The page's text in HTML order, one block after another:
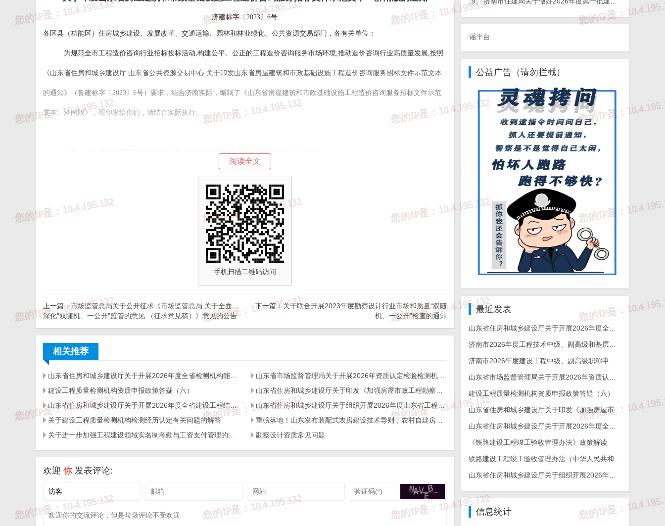
济建标字〔2023〕6号
各区县（功能区）住房城乡建设、发展改革、交通运输、园林和林业绿化、公共资源交易部门，各有关单位：
为规范全市工程造价咨询行业招标投标活动,构建公平、公正的工程造价咨询服务市场环境,推动造价咨询行业高质量发展,按照
《山东省住房和城乡建设厅 山东省公共资源交易中心 关于印发山东省房屋建筑和市政基础设施工程造价咨询服务招标文件示范文本
的通知》（鲁建标字〔2023〕6号）要求，结合济南实际，编制了《山东省房屋建筑和市政基础设施工程造价咨询服务招标文件示范
文本—济南版》，现印发给你们，请结合实际执行。
附件：山东省房屋建筑和市政基础设施工程造价咨询服务招标文件示范文本—济南版
济南市园林和林业绿化局 济南公共资源交易中心
2023年9月6日
附件：山东省房屋建筑和市政基础设施工程造价咨询服务招标文件示范文本—济南版.doc
免 责 告 知
一、本站发布的内容（包括原创及转载自互联网的文字，图片等资料）版权归作者所有，本站仅供大家学习与参考，请勿使用
于商业用途。如需作商业用途，请与原作者联系。如未经作者同意，用作商业用途或匿名转载，产生的一切后果将由您自己承
担!作者有权利追究侵权者法律责任；
相关投诉后，我们会第一时间给予处理；
四、本站的文字及图片资料允许您复制、转载和传播，转载时请您务必先跟我们联系并注明来源；
五、免责声明方:而立居（2li.xyz）、济南工程（微信公众号jngc2018）;
六、联系方式：☎19228663320或者发邮件至c@2li.xyz
七、补充：而立声明、服务协议、隐私政策、侵删联系。
阅读全文
手机扫描二维码访问
上一篇：市场监管总局关于公开征求《市场监管总局 关于全面
深化“双随机、一公开”监管的意见 （征求意见稿）》意见的公告
下一篇：关于联合开展2023年度勘察设计行业市场和质量“双随
机、一公开”检查的通知
相关推荐
山东省市场监督管理局关于开展2026年资质认定检验检测机构能力验证工作的通知
建设工程质量检测机构资质申报政策答疑（六）
山东省住房和城乡建设厅关于开展2026年度全省建设工程结构质量评价工作的通知
山东省住房和城乡建设厅关于组织开展2026年度山东省工程建设泰山杯奖申报工作的通知
关于建设工程质量检测机构检测经历认定有关问题的解答
重磅落地！山东发布装配式农房建设技术导则，农村自建房迎来标准化新时代
勘察设计资质常见问题
欢迎 你 发表评论:
①、违法和不良信息举报热线：12377 ②、国家反诈中心 ③、知识产权举报 ④、全国12315平台 ⑤、中国互联网联合辟谣平台
公益广告（请勿拦截）
最近发表
济南市2026年度工程技术中级、副高级和基层工程技术高级职称申报评审的通知
建设工程质量检测机构资质申报政策答疑（六）
山东省住房和城乡建设厅关于印发《加强房屋市政工程勘察全链条管理实施方案》的通知
《铁路建设工程竣工验收管理办法》政策解读
山东省住房和城乡建设厅关于组织开展2026年度山东省工程建设泰山杯奖申报工作的通知
信息统计